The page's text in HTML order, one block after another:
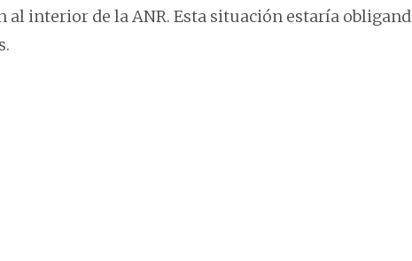
al interior de la ANR. Esta situación estaría